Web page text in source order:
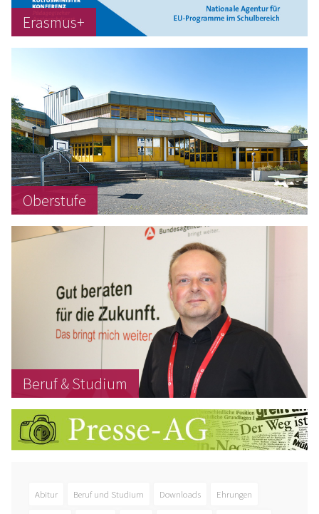
Erasmus+
Oberstufe
Beruf & Studium
Abitur Beruf und Studium Downloads Ehrungen